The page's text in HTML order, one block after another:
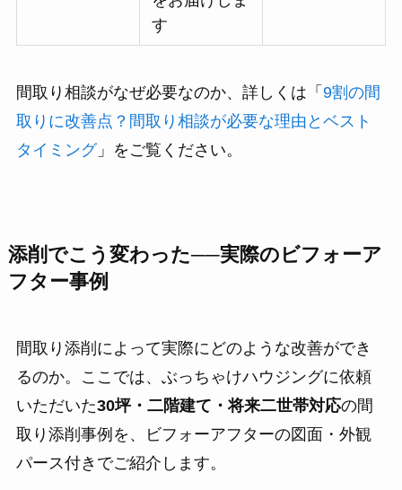
す
間取り相談がなぜ必要なのか、詳しくは「 9割の間
取りに改善点？間取り相談が必要な理由とベスト
タイミング」をご覧ください。
添削でこう変わった──実際のビフォーア
フター事例
間取り添削によって実際にどのような改善ができ
るのか。ここでは、ぶっちゃけハウジングに依頼
いただいた30坪・二階建て・将来二世帯対応の間
取り添削事例を、ビフォーアフターの図面・外観
パース付きでご紹介します。